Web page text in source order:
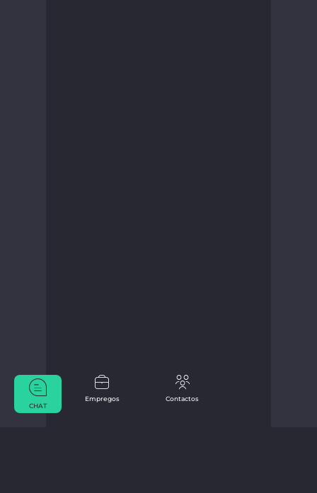
Empregos
Contactos
CHAT